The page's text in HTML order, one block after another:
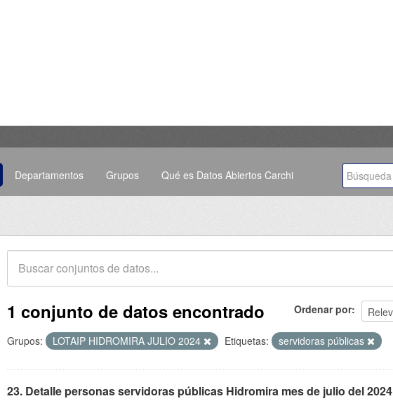
Departamentos Grupos Qué es Datos Abiertos Carchi
Ordenar por
1 conjunto de datos encontrado
Grupos: LOTAIP HIDROMIRA JULIO 2024 Etiquetas: servidoras públicas
23. Detalle personas servidoras públicas Hidromira mes de julio del 2024